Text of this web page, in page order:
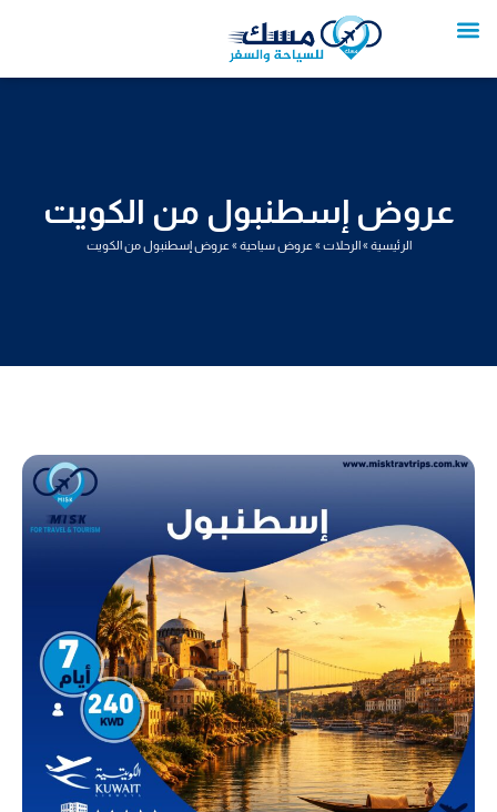
إلى
عروض إسطنبول من الكويت
الرئيسية»الرحلات» عروض سياحية» عروض إسطنبول من الكويت